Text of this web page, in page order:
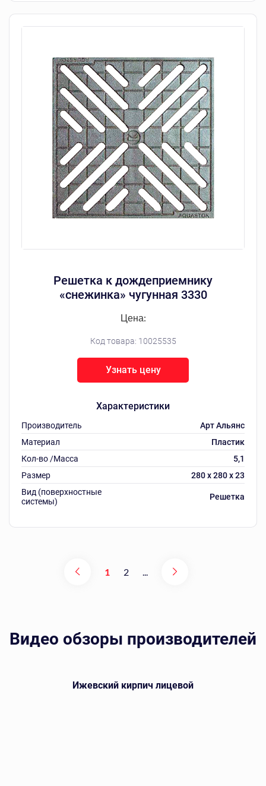
Решетка к дождеприемнику
«снежинка» чугунная 3330
Код товара: 10025535
Цена:
Характеристики
Производитель
Арт Альянс
Материал
Пластик
Кол-во /Масса
5,1
Размер
280 х 280 х 23
Вид (поверхностные
системы)
Решетка
Узнать цену
1 2
Видео обзоры производителей
Ижевский кирпич лицевой